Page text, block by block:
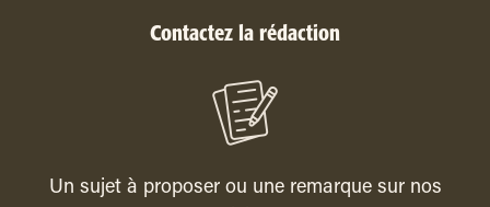
Contactez la rédaction
Un sujet à proposer ou une remarque sur nos